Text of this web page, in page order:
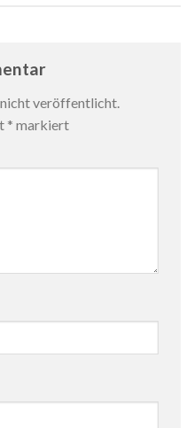
veröffentlicht.
* markiert